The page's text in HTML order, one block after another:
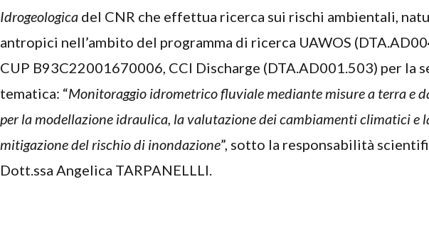
Idrogeologica del CNR che effettua ricerca sui rischi ambientali,
antropici nell’ambito del programma di ricerca UAWOS
CUP B93C22001670006, CCI Discharge (DTA.AD001.503) per la
tematica: “Monitoraggio idrometrico fluviale mediante misure a terra e
per la modellazione idraulica, la valutazione dei cambiamenti climatici e
mitigazione del rischio di inondazione”, sotto la responsabilità
Dott.ssa Angelica TARPANELLLI.